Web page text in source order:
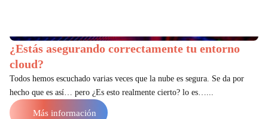
¿Estás asegurando correctamente tu entorno
cloud?
Todos hemos escuchado varias veces que la nube es segura. Se da por
hecho que es así… pero ¿Es esto realmente cierto? lo es…...
Más información